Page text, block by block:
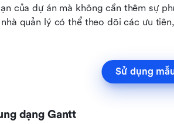
của dự án mà không cần thêm sự
quản lý có thể theo dõi các ưu
Sử dụng
dạng Gantt